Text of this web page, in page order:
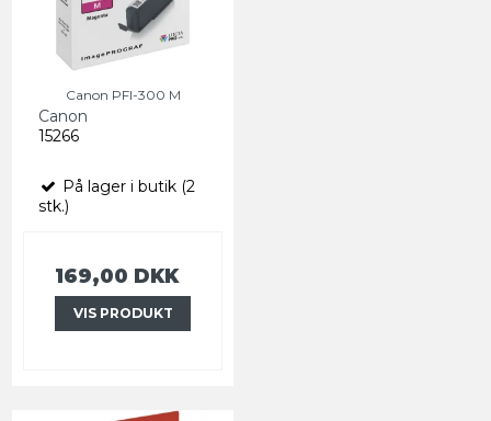
Canon PFI-300 M
Canon
15266
På lager i butik (2
stk.)
169,00 DKK
VIS PRODUKT